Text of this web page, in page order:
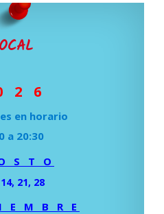
2 6
en horario
a 20:30
S T O
21, 28
E M B R E